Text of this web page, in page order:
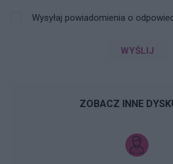
Wysyłaj powiadomienia o
WYŚLIJ
ZOBACZ INNE